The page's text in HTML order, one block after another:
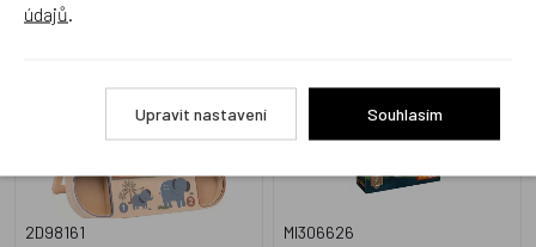
2D98161
MI306626
údajů
Upravit nastavení Souhlasím